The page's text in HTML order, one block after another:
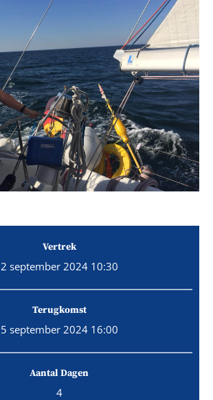
Vertrek
2 september 2024 10:30
Terugkomst
5 september 2024 16:00
Aantal Dagen
4